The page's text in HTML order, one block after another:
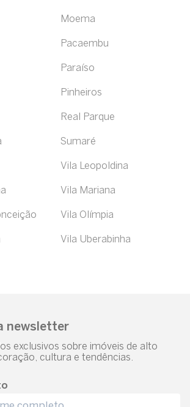
Moema
Pacaembu
Paraíso
Pinheiros
Real Parque
Sumaré
Vila Leopoldina
Vila Mariana
Vila Olímpia
Vila Uberabinha
newsletter
exclusivos sobre imóveis de alto
cultura e tendências.